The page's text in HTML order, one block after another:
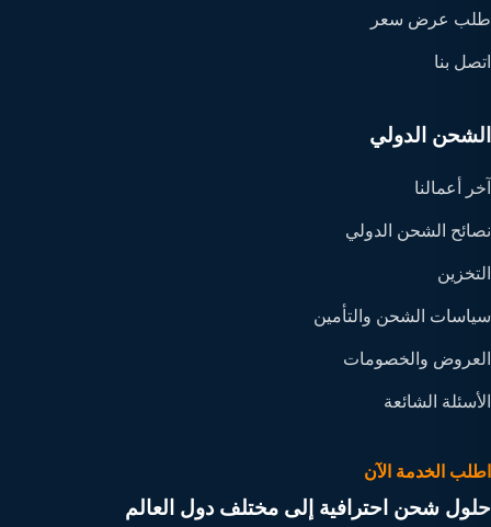
طلب عرض سعر
اتصل بنا
الشحن الدولي
آخر أعمالنا
نصائح الشحن الدولي
التخزين
سياسات الشحن والتأمين
العروض والخصومات
الأسئلة الشائعة
اطلب الخدمة الآن
حلول شحن احترافية إلى مختلف دول العالم